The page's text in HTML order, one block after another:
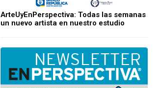
ArteUyEnPerspectiva: Todas las semanas
un nuevo artista en nuestro estudio